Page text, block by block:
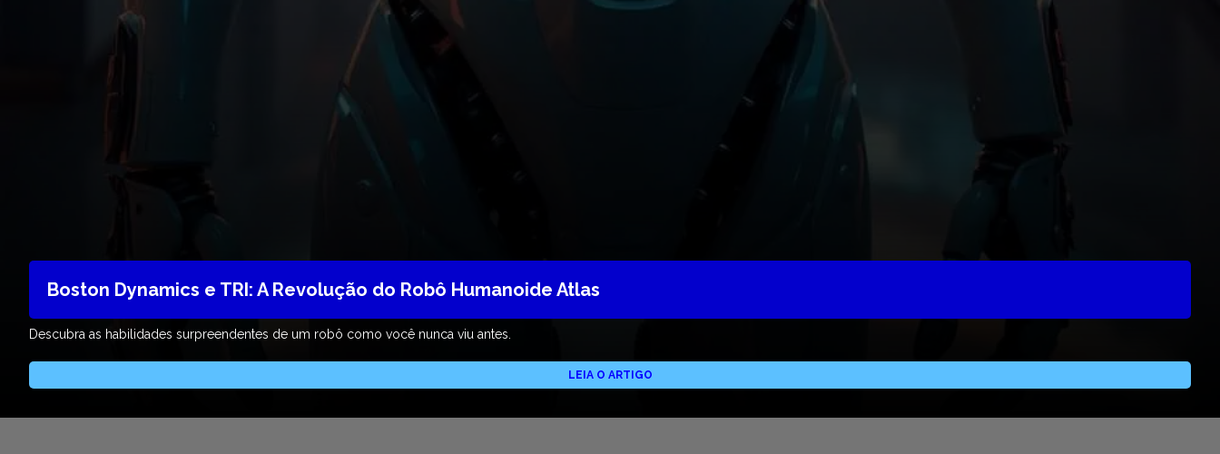
Boston Dynamics e TRI: A Revolução do Robô Humanoide Atlas
Descubra as habilidades surpreendentes de um robô como você nunca viu antes.
LEIA O ARTIGO